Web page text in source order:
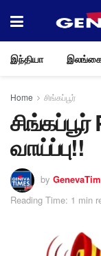
இந்தியா
Home சிங்கப்பூர்
வாய்ப்பு!!
by
Reading Time: 1 min